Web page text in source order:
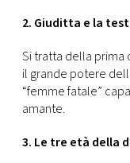
2. Giuditta e la
Si tratta della
il grande potere
“femme fatale”
amante.
3. Le tre età della